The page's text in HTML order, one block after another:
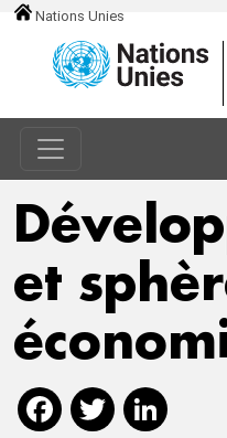
Nations Unies
et